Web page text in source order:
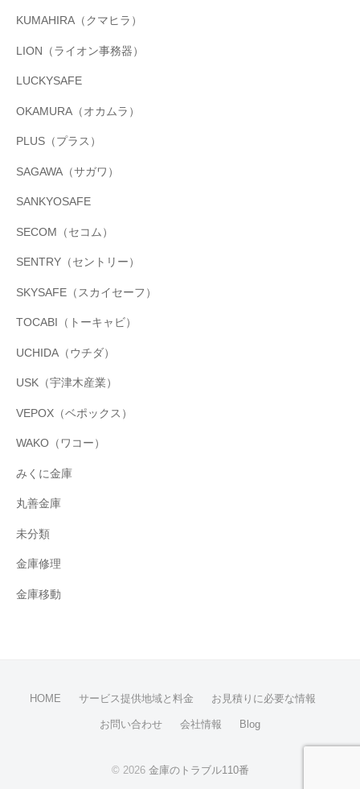
KUMAHIRA（クマヒラ）
LION（ライオン事務器）
LUCKYSAFE
OKAMURA（オカムラ）
PLUS（プラス）
SAGAWA（サガワ）
SANKYOSAFE
SECOM（セコム）
SENTRY（セントリー）
SKYSAFE（スカイセーフ）
TOCABI（トーキャビ）
UCHIDA（ウチダ）
USK（宇津木産業）
VEPOX（ベポックス）
WAKO（ワコー）
みくに金庫
丸善金庫
未分類
金庫修理
金庫移動
HOME サービス提供地域と料金 お見積りに必要な情報
お問い合わせ 会社情報 Blog
© 2026 金庫のトラブル110番